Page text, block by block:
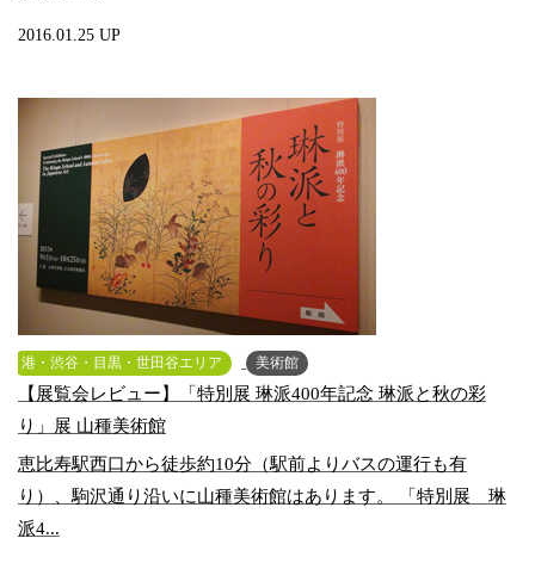
2016.01.25 UP
港・渋谷・目黒・世田谷エリア 美術館
【展覧会レビュー】「特別展 琳派400年記念 琳派と秋の彩
り」展 山種美術館
恵比寿駅西口から徒歩約10分（駅前よりバスの運行も有
り）、駒沢通り沿いに山種美術館はあります。 「特別展 琳
派4...